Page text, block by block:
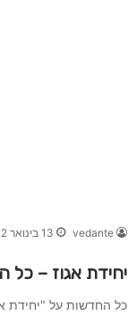
vedante 13 בינואר 2022
יחידת אגוז – כל
כל החדשות על "יחידת